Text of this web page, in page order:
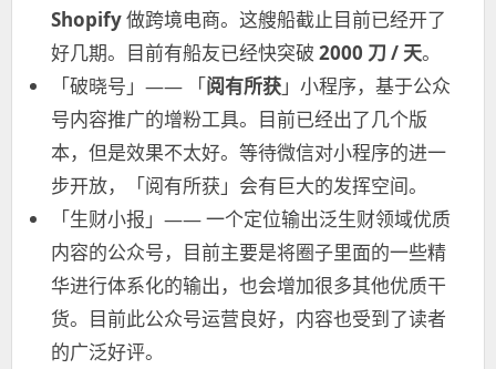
Shopify做跨境电商。这艘船截止目前已经开了
好几期。目前有船友已经快突破 2000 刀 / 天。
「破晓号」—— 「阅有所获」小程序，基于公众
号内容推广的增粉工具。目前已经出了几个版
本，但是效果不太好。等待微信对小程序的进一
步开放，「阅有所获」会有巨大的发挥空间。
「生财小报」—— 一个定位输出泛生财领域优质
内容的公众号，目前主要是将圈子里面的一些精
华进行体系化的输出，也会增加很多其他优质干
货。目前此公众号运营良好，内容也受到了读者
的广泛好评。